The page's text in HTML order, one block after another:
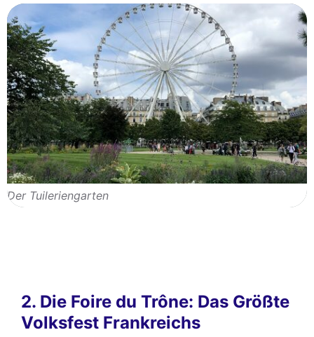
Der Tuileriengarten
2. Die Foire du Trône: Das Größte
Volksfest Frankreichs